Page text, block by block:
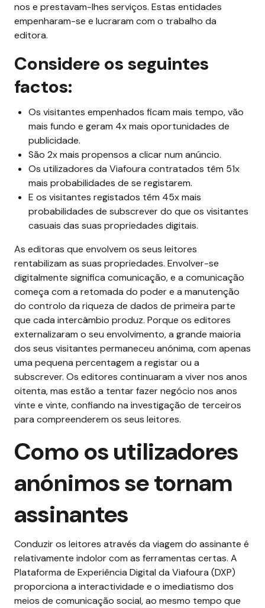
nos e prestavam-lhes serviços. Estas entidades
empenharam-se e lucraram com o trabalho da
editora.
Considere os seguintes
factos:
Os visitantes empenhados ficam mais tempo, vão
mais fundo e geram 4x mais oportunidades de
publicidade.
São 2x mais propensos a clicar num anúncio.
Os utilizadores da Viafoura contratados têm 51x
mais probabilidades de se registarem.
E os visitantes registados têm 45x mais
probabilidades de subscrever do que os visitantes
casuais das suas propriedades digitais.
As editoras que envolvem os seus leitores
rentabilizam as suas propriedades. Envolver-se
digitalmente significa comunicação, e a comunicação
começa com a retomada do poder e a manutenção
do controlo da riqueza de dados de primeira parte
que cada intercâmbio produz. Porque os editores
externalizaram o seu envolvimento, a grande maioria
dos seus visitantes permaneceu anónima, com apenas
uma pequena percentagem a registar ou a
subscrever. Os editores continuaram a viver nos anos
oitenta, mas estão a tentar fazer negócio nos anos
vinte e vinte, confiando na investigação de terceiros
para compreenderem os seus leitores.
Como os utilizadores
anónimos se tornam
assinantes
Conduzir os leitores através da viagem do assinante é
relativamente indolor com as ferramentas certas. A
Plataforma de Experiência Digital da Viafoura (DXP)
proporciona a interactividade e o imediatismo dos
meios de comunicação social, ao mesmo tempo que